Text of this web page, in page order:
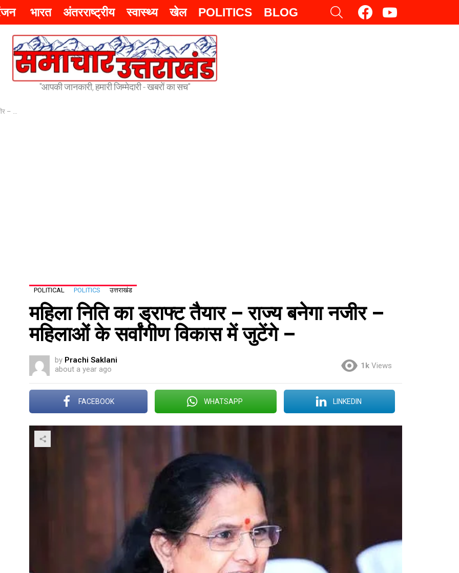
भारत अंतरराष्ट्रीय स्वास्थ्य खेल POLITICS BLOG SEARCH
"आपकी जानकारी, हमारी जिम्मेदारी - खबरों का सच"
जुटेंगे –
POLITICAL POLITICS उत्तराखंड
महिला निति का ड्राफ्ट तैयार – राज्य बनेगा नजीर –
महिलाओं के सर्वांगीण विकास में जुटेंगे –
by Prachi Saklani
about a year ago
1k Views
FACEBOOK WHATSAPP LINKEDIN